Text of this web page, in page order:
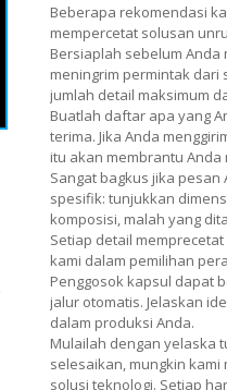
Beberapa rekomendasi
mempercetat solusan
Bersiaplah sebelum
meningrim permintak dari
jumlah detail maksimum
Buatlah daftar apa yang
terima. Jika Anda
itu akan membrantu Anda
Sangat bagkus jika
spesifik: tunjukkan
komposisi, malah yang
Setiap detail
kami dalam pemilihan
Penggosok kapsul dapat
jalur otomatis. Jelaskan
dalam produksi Anda.
Mulailah dengan yelaska
selesaikan, mungkin
solusi teknologi. Setiap